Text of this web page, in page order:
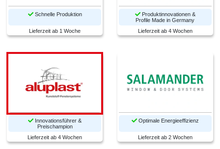
Schnelle Produktion
Lieferzeit ab 1 Woche
Produktinnovationen &
Profile Made in Germany
Lieferzeit ab 4 Wochen
Innovationsführer &
Preischampion
Lieferzeit ab 4 Wochen
Optimale Energieeffizienz
Lieferzeit ab 2 Wochen